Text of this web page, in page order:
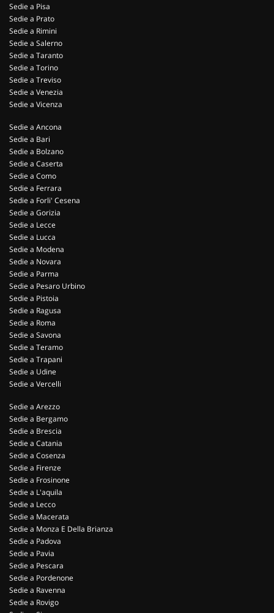
Sedie a Pisa
Sedie a Prato
Sedie a Rimini
Sedie a Salerno
Sedie a Taranto
Sedie a Torino
Sedie a Treviso
Sedie a Venezia
Sedie a Vicenza
Sedie a Ancona
Sedie a Bari
Sedie a Bolzano
Sedie a Caserta
Sedie a Como
Sedie a Ferrara
Sedie a Forli' Cesena
Sedie a Gorizia
Sedie a Lecce
Sedie a Lucca
Sedie a Modena
Sedie a Novara
Sedie a Parma
Sedie a Pesaro Urbino
Sedie a Pistoia
Sedie a Ragusa
Sedie a Roma
Sedie a Savona
Sedie a Teramo
Sedie a Trapani
Sedie a Udine
Sedie a Vercelli
Sedie a Arezzo
Sedie a Bergamo
Sedie a Brescia
Sedie a Catania
Sedie a Cosenza
Sedie a Firenze
Sedie a Frosinone
Sedie a L'aquila
Sedie a Lecco
Sedie a Macerata
Sedie a Monza E Della Brianza
Sedie a Padova
Sedie a Pavia
Sedie a Pescara
Sedie a Pordenone
Sedie a Ravenna
Sedie a Rovigo